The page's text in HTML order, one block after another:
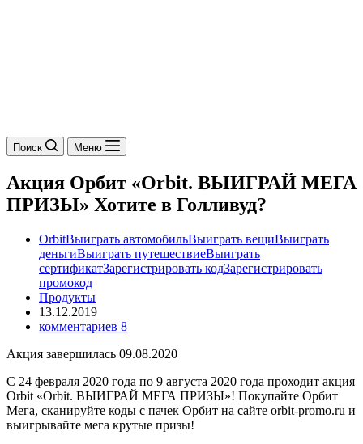
Поиск Меню
Акция Орбит «Orbit. ВЫИГРАЙ МЕГА
ПРИЗЫ» Хотите в Голливуд?
OrbitВыиграть автомобильВыиграть вещиВыиграть
деньгиВыиграть путешествиеВыиграть
сертификатЗарегистрировать кодЗарегистрировать
промокод
Продукты
13.12.2019
комментариев 8
Акция завершилась 09.08.2020
С 24 февраля 2020 года по 9 августа 2020 года проходит акция
Orbit «Orbit. ВЫИГРАЙ МЕГА ПРИЗЫ»! Покупайте Орбит
Мега, сканируйте коды с пачек Орбит на сайте orbit-promo.ru и
выигрывайте мега крутые призы!